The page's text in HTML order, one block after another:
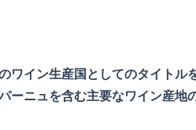
ワイン生産国としてのタイトル
ーニュを含む主要なワイン産地